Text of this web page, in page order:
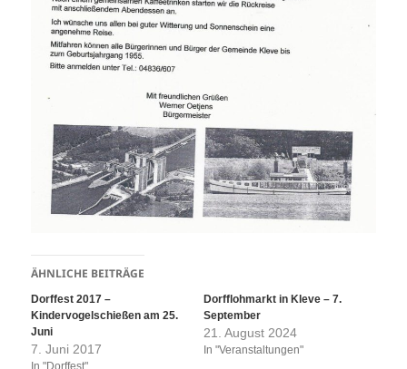
ÄHNLICHE BEITRÄGE
Dorffest 2017 –
Kindervogelschießen am 25.
Juni
7. Juni 2017
In "Dorffest"
Dorfflohmarkt in Kleve – 7.
September
21. August 2024
In "Veranstaltungen"